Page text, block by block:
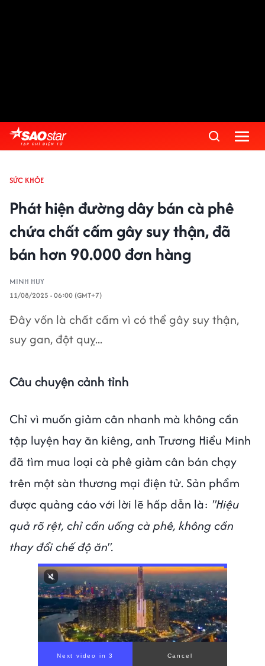
SỨC KHỎE
Phát hiện đường dây bán cà phê
chứa chất cấm gây suy thận, đã
bán hơn 90.000 đơn hàng
MINH HUY
11/08/2025 - 06:00 (GMT+7)
Đây vốn là chất cấm vì có thể gây suy thận,
suy gan, đột quỵ...
Câu chuyện cảnh tỉnh
Chỉ vì muốn giảm cân nhanh mà không cần
tập luyện hay ăn kiêng, anh Trương Hiểu Minh
đã tìm mua loại cà phê giảm cân bán chạy
trên một sàn thương mại điện tử. Sản phẩm
được quảng cáo với lời lẽ hấp dẫn là: "Hiệu
quả rõ rệt, chỉ cần uống cà phê, không cần
thay đổi chế độ ăn".